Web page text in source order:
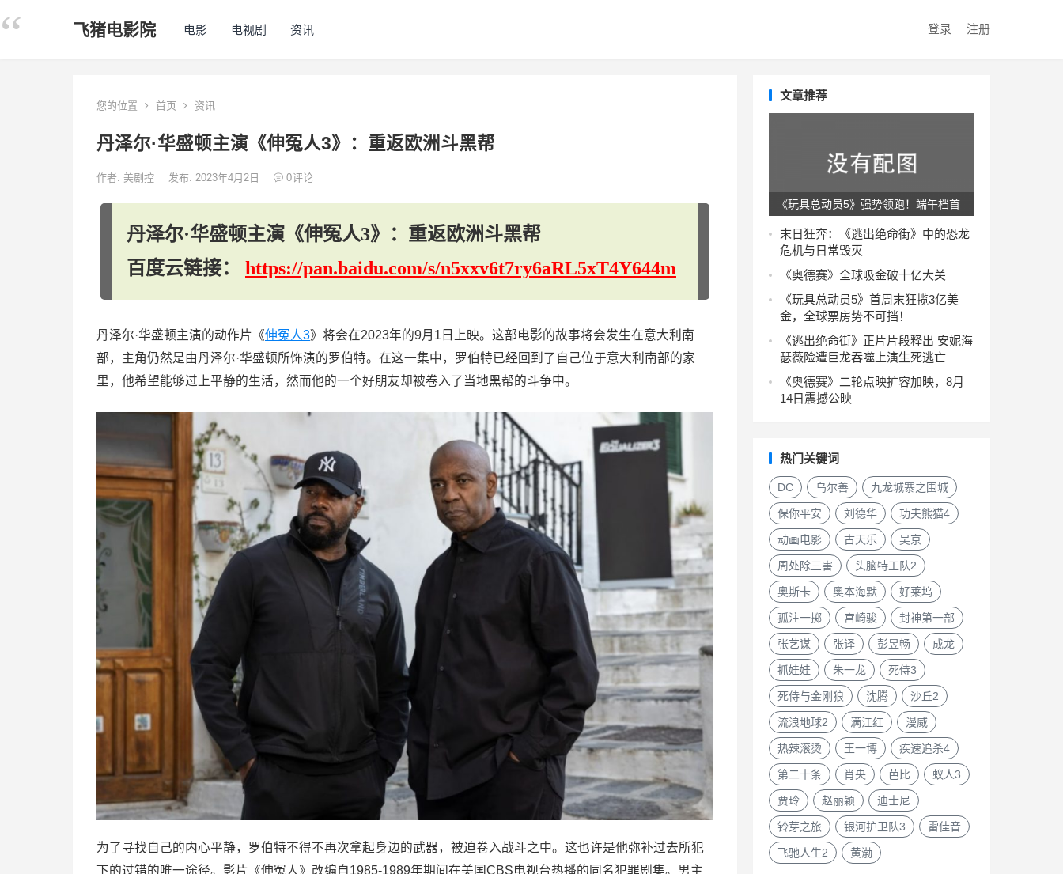
飞猪电影院 电影 电视剧 资讯 登录 注册
您的位置 首页 资讯
丹泽尔·华盛顿主演《伸冤人3》：重返欧洲斗黑帮
作者: 美剧控 发布: 2023年4月2日 0评论
丹泽尔·华盛顿主演《伸冤人3》：重返欧洲斗黑帮
百度云链接： https://pan.baidu.com/s/n5xxv6t7ry6aRL5xT4Y644m
丹泽尔·华盛顿主演的动作片《伸冤人3》将会在2023年的9月1日上映。这部电影的故事将会发生在意大利南
部，主角仍然是由丹泽尔·华盛顿所饰演的罗伯特。在这一集中，罗伯特已经回到了自己位于意大利南部的家
里，他希望能够过上平静的生活，然而他的一个好朋友却被卷入了当地黑帮的斗争中。
为了寻找自己的内心平静，罗伯特不得不再次拿起身边的武器，被迫卷入战斗之中。这也许是他弥补过去所犯
下的过错的唯一途径。影片《伸冤人》改编自1985-1989年期间在美国CBS电视台热播的同名犯罪剧集。男主
文章推荐
《玩具总动员5》强势领跑！端午档首
日票房冠军出炉
末日狂奔：《逃出绝命街》中的恐龙
危机与日常毁灭
《奥德赛》全球吸金破十亿大关
《玩具总动员5》首周末狂揽3亿美
金，全球票房势不可挡！
《逃出绝命街》正片片段释出 安妮海
瑟薇险遭巨龙吞噬上演生死逃亡
《奥德赛》二轮点映扩容加映，8月
14日震撼公映
热门关键词
DC 乌尔善 九龙城寨之围城
保你平安 刘德华 功夫熊猫4
动画电影 古天乐 吴京
周处除三害 头脑特工队2
奥斯卡 奥本海默 好莱坞
孤注一掷 宫崎骏 封神第一部
张艺谋 张译 彭昱畅 成龙
抓娃娃 朱一龙 死侍3
死侍与金刚狼 沈腾 沙丘2
流浪地球2 满江红 漫威
热辣滚烫 王一博 疾速追杀4
第二十条 肖央 芭比 蚁人3
贾玲 赵丽颖 迪士尼
铃芽之旅 银河护卫队3 雷佳音
飞驰人生2 黄渤